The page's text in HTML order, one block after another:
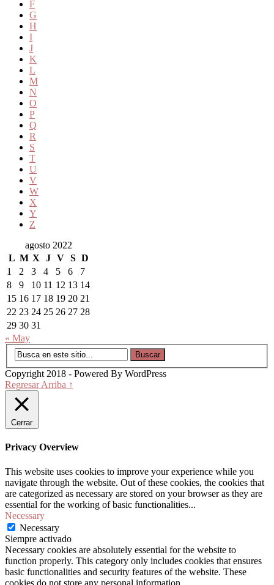
F
G
H
I
J
K
L
M
N
O
P
Q
R
S
T
U
V
W
X
Y
Z
agosto 2022
L M X J V S D
1
2 3 4 5 6
7
8
9 10 11 12 13 14
15 16 17 18 19 20 21
22 23 24 25 26 27 28
29 30 31
« May
Copyright 2018 - Powered By WordPress
Regresar Arriba ↑
Cerrar
Privacy Overview
This website uses cookies to improve your experience while you
navigate through the website. Out of these cookies, the cookies that
are categorized as necessary are stored on your browser as they are
essential for the working of basic functionalities...
Necessary
Necessary
Siempre activado
Necessary cookies are absolutely essential for the website to
function properly. This category only includes cookies that ensures
basic functionalities and security features of the website. These
cookies do not store any personal information.